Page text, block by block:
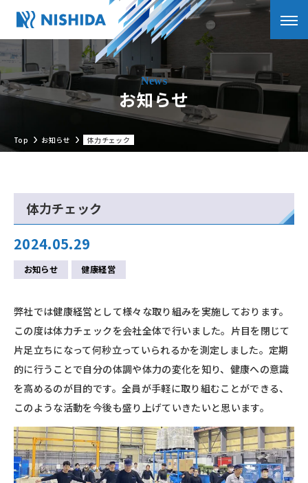
お知らせ
Top お知らせ 体力チェック
体力チェック
2024.05.29
お知らせ 健康経営
弊社では健康経営として様々な取り組みを実施しております。
この度は体力チェックを会社全体で行いました。片目を閉じて
片足立ちになって何秒立っていられるかを測定しました。定期
的に行うことで自分の体調や体力の変化を知り、健康への意識
を高めるのが目的です。全員が手軽に取り組むことができる、
このような活動を今後も盛り上げていきたいと思います。